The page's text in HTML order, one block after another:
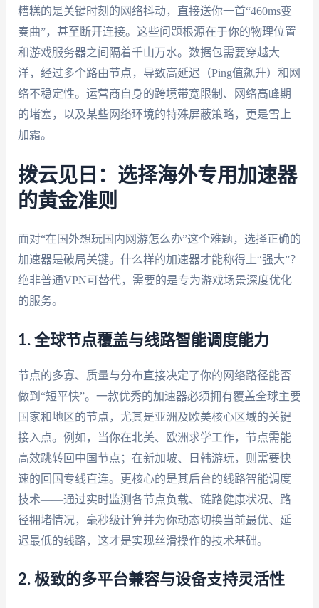
糟糕的是关键时刻的网络抖动，直接送你一首“460ms变
奏曲”，甚至断开连接。这些问题根源在于你的物理位置
和游戏服务器之间隔着千山万水。数据包需要穿越大
洋，经过多个路由节点，导致高延迟（Ping值飙升）和网
络不稳定性。运营商自身的跨境带宽限制、网络高峰期
的堵塞，以及某些网络环境的特殊屏蔽策略，更是雪上
加霜。
拨云见日：选择海外专用加速器
的黄金准则
面对“在国外想玩国内网游怎么办”这个难题，选择正确的
加速器是破局关键。什么样的加速器才能称得上“强大”？
绝非普通VPN可替代，需要的是专为游戏场景深度优化
的服务。
1. 全球节点覆盖与线路智能调度能力
节点的多寡、质量与分布直接决定了你的网络路径能否
做到“短平快”。一款优秀的加速器必须拥有覆盖全球主要
国家和地区的节点，尤其是亚洲及欧美核心区域的关键
接入点。例如，当你在北美、欧洲求学工作，节点需能
高效跳转回中国节点；在新加坡、日韩游玩，则需要快
速的回国专线直连。更核心的是其后台的线路智能调度
技术——通过实时监测各节点负载、链路健康状况、路
径拥堵情况，毫秒级计算并为你动态切换当前最优、延
迟最低的线路，这才是实现丝滑操作的技术基础。
2. 极致的多平台兼容与设备支持灵活性